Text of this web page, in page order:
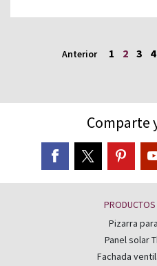
Anterior 1 2 3 4
Comparte
Pizarra
Panel solar
Fachada